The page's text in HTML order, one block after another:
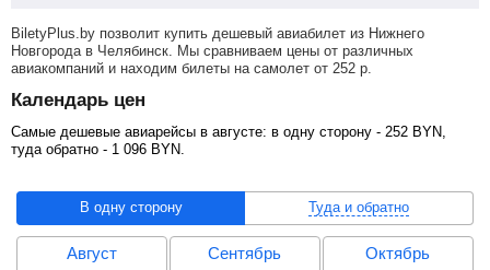
BiletyPlus.by позволит купить дешевый авиабилет из Нижнего
Новгорода в Челябинск. Мы сравниваем цены от различных
авиакомпаний и находим билеты на самолет от 252 р
Календарь цен
Самые дешевые авиарейсы в августе: в одну сторону - 252 BYN
туда обратно - 1 096 BYN
В одну сторону Туда и обратно
Август Сентябрь Октябрь